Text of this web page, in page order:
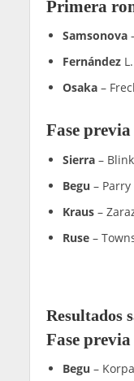
Primera
Samsonova
FernándezL.
Osaka–
Fase
Sierra–
Begu – Parry
Kraus–
Ruse–
Resultados
Fase
Begu –